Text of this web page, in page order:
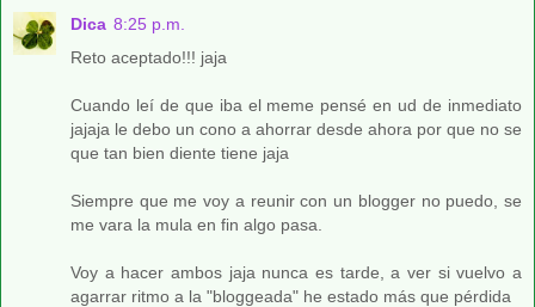
Dica 8:25 p.m.
Reto aceptado!!! jaja
Cuando leí de que iba el meme pensé en ud de inmediato
jajaja le debo un cono a ahorrar desde ahora por que no se
que tan bien diente tiene jaja
Siempre que me voy a reunir con un blogger no puedo, se
me vara la mula en fin algo pasa.
Voy a hacer ambos jaja nunca es tarde, a ver si vuelvo a
agarrar ritmo a la "bloggeada" he estado más que pérdida